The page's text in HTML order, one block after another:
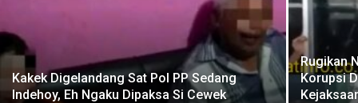
Kakek Digelandang Sat Pol PP Sedang
Indehoy, Eh Ngaku Dipaksa Si Cewek
Rugikan
Korupsi